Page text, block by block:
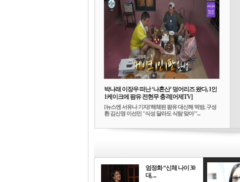
박나래 이장우 떠난 ‘나혼산’ 덩어리즈 왔다, 1인
1케이크에 팜유 전현무 충격[어제TV]
[뉴스엔 서유나 기자]'해체된 팜유 대신해 먹방, 구성
환 김신영 이선민 "식성 달라도 식탐 맞아"'...
엄정화 “신체 나이 30
대, ...